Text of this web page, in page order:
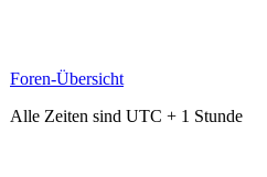
Foren-Übersicht
Alle Zeiten sind UTC + 1 Stunde